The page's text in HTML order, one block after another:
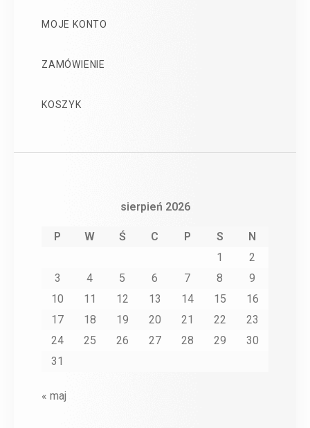
MOJE KONTO
ZAMÓWIENIE
KOSZYK
sierpień 2026
P W Ś C P S
N
1
2
3
4 5 6 7 8
9
10
11 12 13 14 15
16
17
18 19 20 21 22
23
24
25 26 27 28 29
30
31
« maj